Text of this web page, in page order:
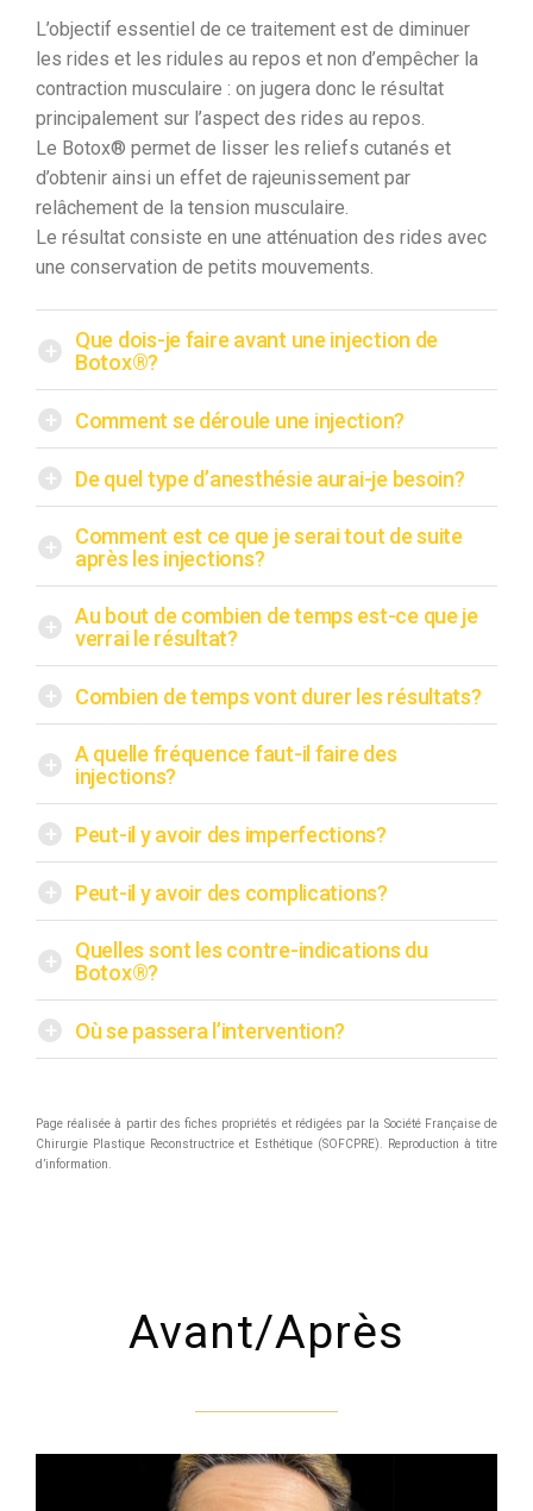
L’objectif essentiel de ce traitement est de diminuer
les rides et les ridules au repos et non d’empêcher la
contraction musculaire : on jugera donc le résultat
principalement sur l’aspect des rides au repos.
Le Botox® permet de lisser les reliefs cutanés et
d’obtenir ainsi un effet de rajeunissement par
relâchement de la tension musculaire.
Le résultat consiste en une atténuation des rides avec
une conservation de petits mouvements.
+
Que dois-je faire avant une injection de
Botox®?
+ Comment se déroule une injection?
+ De quel type d’anesthésie aurai-je besoin?
+
Comment est ce que je serai tout de suite
après les injections?
+
Au bout de combien de temps est-ce que je
verrai le résultat?
+ Combien de temps vont durer les résultats?
+
A quelle fréquence faut-il faire des
injections?
+ Peut-il y avoir des imperfections?
+ Peut-il y avoir des complications?
+
Quelles sont les contre-indications du
Botox®?
+ Où se passera l’intervention?
Page réalisée à partir des fiches propriétés et rédigées par la Société Française de
Chirurgie Plastique Reconstructrice et Esthétique (SOFCPRE). Reproduction à titre
d’information.
Avant/Après